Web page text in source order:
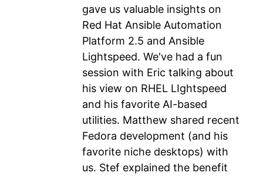
gave us valuable insights on
Red Hat Ansible Automation
Platform 2.5 and Ansible
Lightspeed. We've had a fun
session with Eric talking about
his view on RHEL LIghtspeed
and his favorite AI-based
utilities. Matthew shared recent
Fedora development (and his
favorite niche desktops) with
us. Stef explained the benefit